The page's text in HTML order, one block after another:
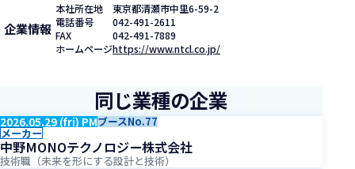
企業情報
本社所在地
東京都清瀬市中里6-59-2
電話番号
042-491-2611
FAX
042-491-7889
ホームページhttps://www.ntcl.co.jp/
同じ業種の企業
2026.05.29 (fri) PMブースNo.77
メーカー
中野MONOテクノロジー株式会社
技術職（未来を形にする設計と技術）